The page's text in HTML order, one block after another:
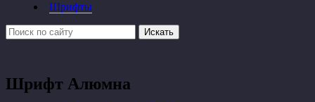
Шрифты
Искать
Шрифт Алюмна